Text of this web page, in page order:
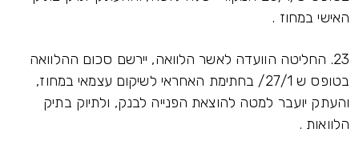
האישי במחוז .
23. החליטה הוועדה לאשר הלוואה, יירשם סכום ההלוואה
בטופס ש 27/1/ בחתימת האחראי לשיקום עצמאי במחוז,
והעתק יועבר למטה להוצאת הפנייה לבנק, ולתיוק בתיק
הלוואות .